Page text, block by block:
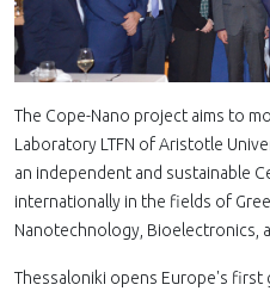
The Cope-Nano project aims to
Laboratory LTFN of Aristotle
an independent and sustainable
internationally in the fields of
Nanotechnology, Bioelectronics,
Thessaloniki opens Europe's first